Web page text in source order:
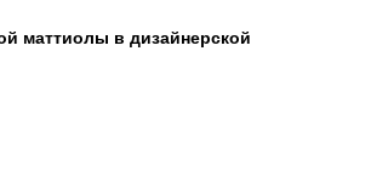
маттиолы в дизайнерской